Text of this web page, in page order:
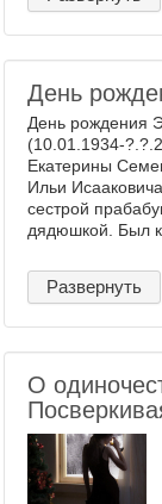
День
День рождения
(10.01.1934-
Екатерины
Ильи
сестрой
дядюшкой. Был
Развернуть
О